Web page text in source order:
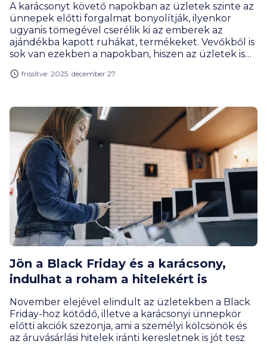
A karácsonyt követő napokban az üzletek szinte az
ünnepek előtti forgalmat bonyolítják, ilyenkor
ugyanis tömegével cserélik ki az emberek az
ajándékba kapott ruhákat, termékeket. Vevőkből is
sok van ezekben a napokban, hiszen az üzletek is
árukészletüket. Nem véletlen, hogy a 0 százalékos
BiztosDöntés.hu pénzügyi szakértője.
frissítve: 2025. december 27.
Jön a Black Friday és a karácsony,
indulhat a roham a hitelekért is
November elejével elindult az üzletekben a Black
Friday-hoz kötődő, illetve a karácsonyi ünnepkör
előtti akciók szezonja, ami a személyi kölcsönök és
az áruvásárlási hitelek iránti keresletnek is jót tesz